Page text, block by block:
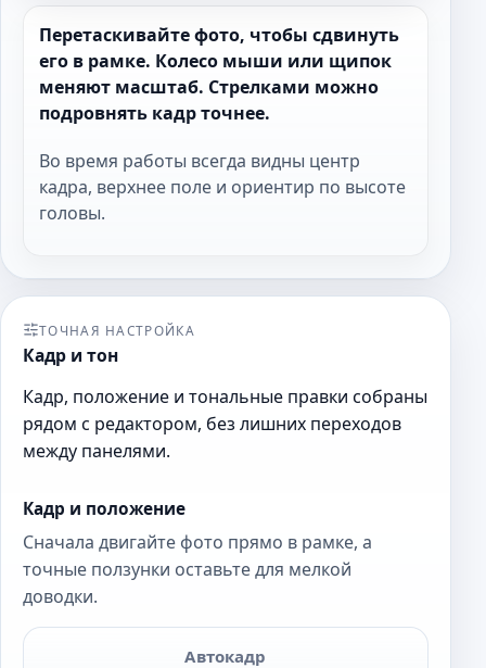
Перетаскивайте фото, чтобы сдвинуть
его в рамке. Колесо мыши или щипок
меняют масштаб. Стрелками можно
подровнять кадр точнее.
Во время работы всегда видны центр
кадра, верхнее поле и ориентир по высоте
головы.
ТОЧНАЯ НАСТРОЙКА
Кадр и тон
Кадр, положение и тональные правки собраны
рядом с редактором, без лишних переходов
между панелями.
Кадр и положение
Сначала двигайте фото прямо в рамке, а
точные ползунки оставьте для мелкой
доводки.
Автокадр